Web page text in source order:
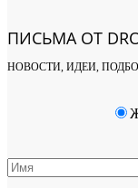
ПИСЬМА ОТ
НОВОСТИ, ИДЕИ,